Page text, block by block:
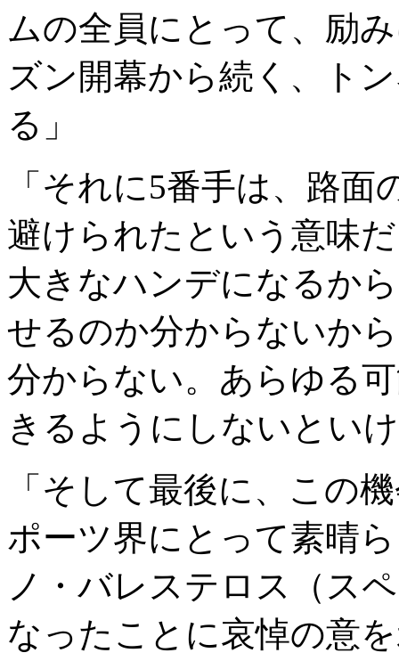
ムの全員にとって、励
ズン開幕から続く、ト
る」
「それに5番手は、路
避けられたという意味
大きなハンデになるか
せるのか分からないか
分からない。あらゆる
きるようにしないとい
「そして最後に、この
ポーツ界にとって素晴
ノ・バレステロス（ス
なったことに哀悼の意